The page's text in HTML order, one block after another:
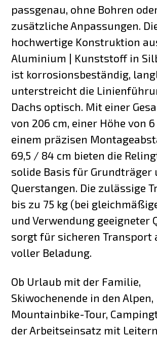
passgenau, ohne Bohren
zusätzliche Anpassungen.
hochwertige Konstruktion
Aluminium | Kunststoff in
ist korrosionsbeständig,
unterstreicht die
Dachs optisch. Mit einer
von 206 cm, einer Höhe von
einem präzisen
69,5 / 84 cm bieten die
solide Basis für Grundträger
Querstangen. Die zulässige
bis zu 75 kg (bei
und Verwendung geeigneter
sorgt für sicheren Transport
voller Beladung.
Ob Urlaub mit der Familie,
Skiwochenende in den Alpen,
Mountainbike-Tour,
der Arbeitseinsatz mit